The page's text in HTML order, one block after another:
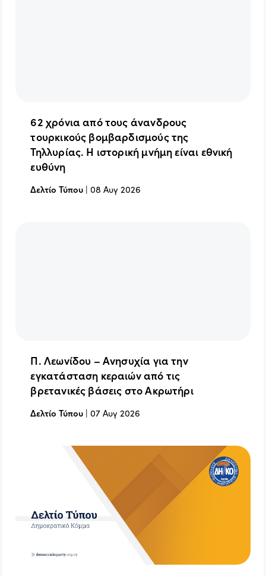
62 χρόνια από τους άνανδρους
τουρκικούς βομβαρδισμούς της
Τηλλυρίας. Η ιστορική μνήμη είναι εθνική
ευθύνη
Δελτίο Τύπου |08 Αυγ 2026
Π. Λεωνίδου – Ανησυχία για την
εγκατάσταση κεραιών από τις
βρετανικές βάσεις στο Ακρωτήρι
Δελτίο Τύπου |07 Αυγ 2026